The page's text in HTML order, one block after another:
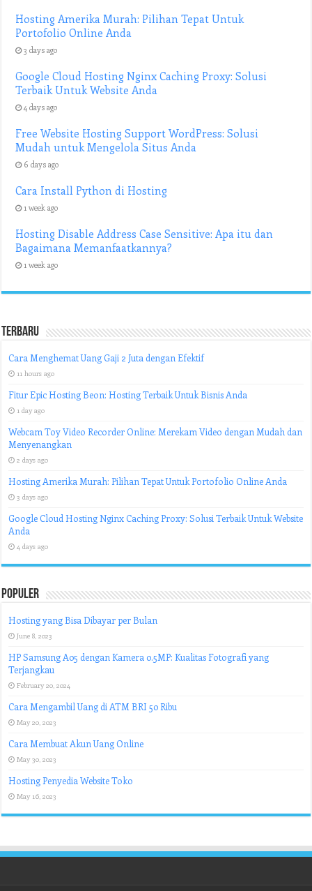
Hosting Amerika Murah: Pilihan Tepat Untuk
Portofolio Online Anda
3 days ago
Google Cloud Hosting Nginx Caching Proxy: Solusi
Terbaik Untuk Website Anda
4 days ago
Free Website Hosting Support WordPress: Solusi
Mudah untuk Mengelola Situs Anda
6 days ago
Cara Install Python di Hosting
1 week ago
Hosting Disable Address Case Sensitive: Apa itu dan
Bagaimana Memanfaatkannya?
1 week ago
Terbaru
Cara Menghemat Uang Gaji 2 Juta dengan Efektif
11 hours ago
Fitur Epic Hosting Beon: Hosting Terbaik Untuk Bisnis Anda
1 day ago
Webcam Toy Video Recorder Online: Merekam Video dengan Mudah dan
Menyenangkan
2 days ago
Hosting Amerika Murah: Pilihan Tepat Untuk Portofolio Online Anda
3 days ago
Google Cloud Hosting Nginx Caching Proxy: Solusi Terbaik Untuk Website
Anda
4 days ago
Populer
Hosting yang Bisa Dibayar per Bulan
June 8, 2023
HP Samsung A05 dengan Kamera 0.5MP: Kualitas Fotografi yang
Terjangkau
February 20, 2024
Cara Mengambil Uang di ATM BRI 50 Ribu
May 20, 2023
Cara Membuat Akun Uang Online
May 30, 2023
Hosting Penyedia Website Toko
May 16, 2023